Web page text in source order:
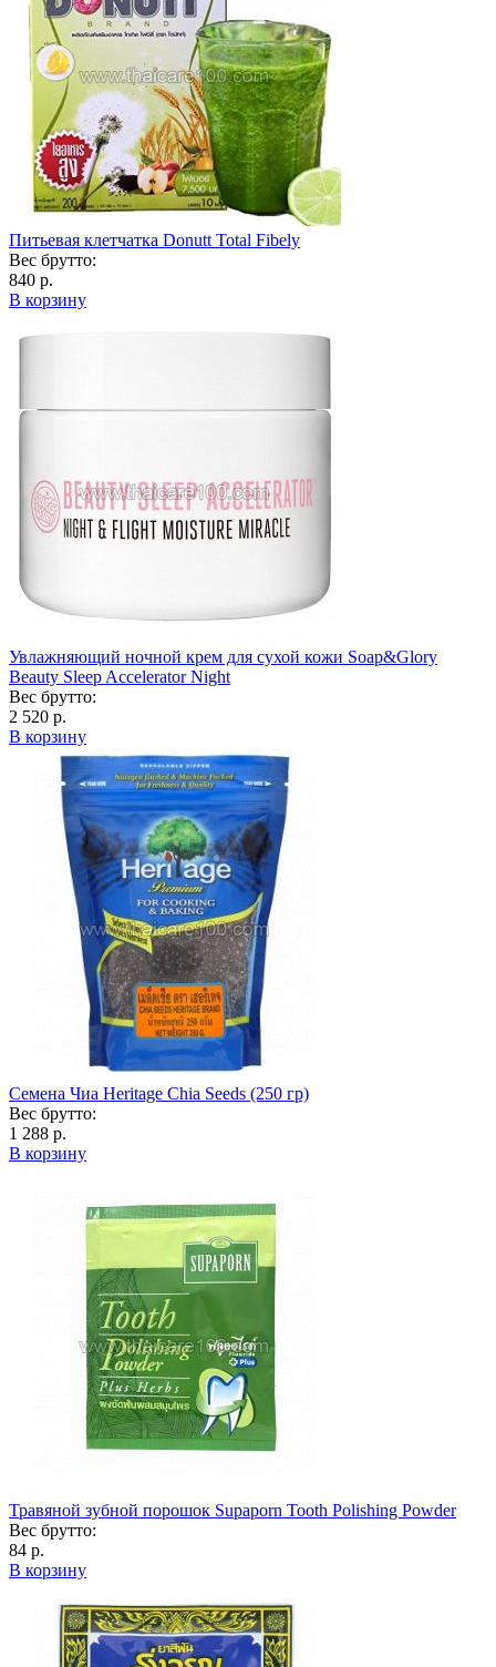
Питьевая клетчатка Donutt Total Fibely
Вес брутто:
840 р.
В корзину
Увлажняющий ночной крем для сухой кожи Soap&Glory
Beauty Sleep Accelerator Night
Вес брутто:
2 520 р.
В корзину
Семена Чиа Heritage Chia Seeds (250 гр)
Вес брутто:
1 288 р.
В корзину
Травяной зубной порошок Supaporn Tooth Polishing Powder
Вес брутто:
84 р.
В корзину